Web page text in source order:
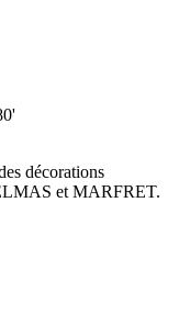
décorations
et MARFRET.